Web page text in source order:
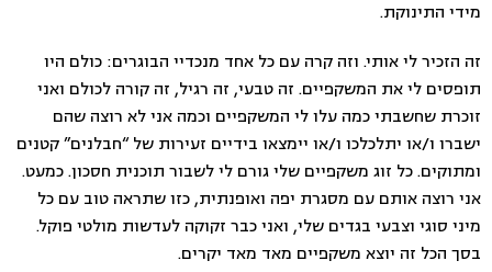
מידי התינוקת.
זה הזכיר לי אותי. וזה קרה עם כל אחד מנכדיי הבוגרים: כולם היו
תופסים לי את המשקפיים. זה טבעי, זה רגיל, זה קורה לכולם ואני
זוכרת שחשבתי כמה עלו לי המשקפיים וכמה אני לא רוצה שהם
ישברו ו/או יתלכלכו ו/או יימצאו בידיים זעירות של “חבלנים” קטנים
ומתוקים. כל זוג משקפיים שלי גורם לי לשבור תוכנית חסכון. כמעט.
אני רוצה אותם עם מסגרת יפה ואופנתית, כזו שתראה טוב עם כל
מיני סוגי וצבעי בגדים שלי, ואני כבר זקוקה לעדשות מולטי פוקל.
בסך הכל זה יוצא משקפיים מאד מאד יקרים.